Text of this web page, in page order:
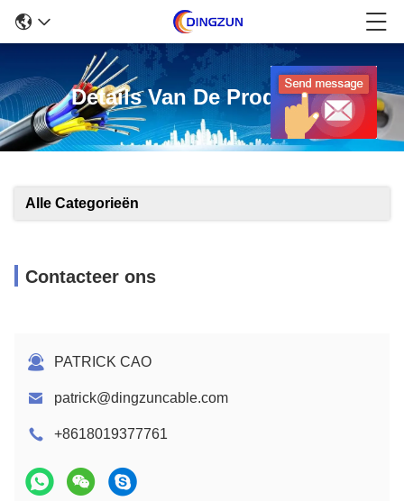
Details Van De Producten
Alle Categorieën
Contacteer ons
PATRICK CAO
patrick@dingzuncable.com
+8618019377761